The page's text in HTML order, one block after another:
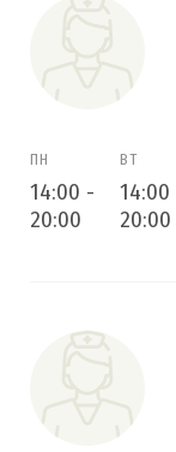
ПН
14:00 -
20:00
ВТ
14:00
20:00